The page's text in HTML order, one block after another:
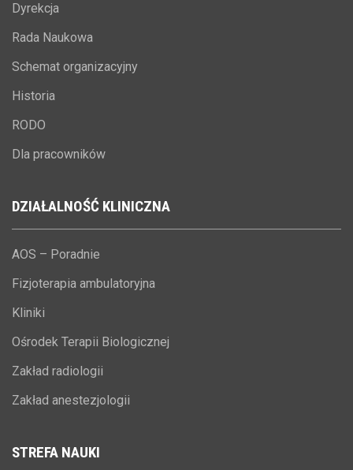
Dyrekcja
Rada Naukowa
Schemat organizacyjny
Historia
RODO
Dla pracowników
DZIAŁALNOŚĆ KLINICZNA
AOS – Poradnie
Fizjoterapia ambulatoryjna
Kliniki
Ośrodek Terapii Biologicznej
Zakład radiologii
Zakład anestezjologii
STREFA NAUKI